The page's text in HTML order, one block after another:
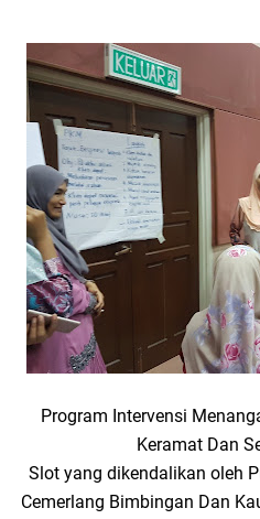
Program Intervensi
Keramat Dan
Slot yang dikendalikan oleh
Cemerlang Bimbingan Dan